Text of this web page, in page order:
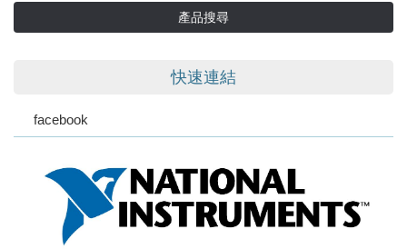
產品搜尋
快速連結
facebook